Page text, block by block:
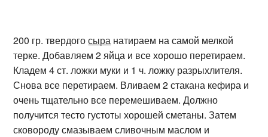
200 гр. твердогосыра натираем на самой мелкой
терке. Добавляем 2 яйца и все хорошо перетираем.
Кладем 4 ст. ложки муки и 1 ч. ложку разрыхлителя.
Снова все перетираем. Вливаем 2 стакана кефира и
очень тщательно все перемешиваем. Должно
получится тесто густоты хорошей сметаны. Затем
сковороду смазываем сливочным маслом и